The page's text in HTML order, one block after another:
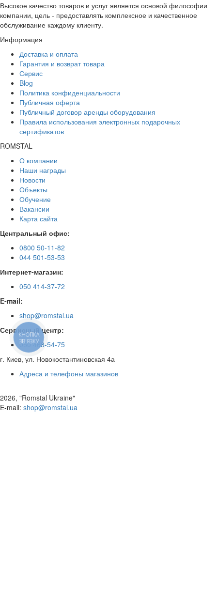
Высокое качество товаров и услуг является основой философии
компании, цель - предоставлять комплексное и качественное
обслуживание каждому клиенту.
Информация
Доставка и оплата
Гарантия и возврат товара
Сервис
Blog
Политика конфиденциальности
Публичная оферта
Публичный договор аренды оборудования
Правила использования электронных подарочных
сертификатов
ROMSTAL
О компании
Наши награды
Новости
Объекты
Обучение
Вакансии
Карта сайта
Центральный офис:
0800 50-11-82
044 501-53-53
Интернет-магазин:
050 414-37-72
E-mail:
shop@romstal.ua
Сервисный центр:
050 468-54-75
г. Киев, ул. Новокостантиновская 4а
Адреса и телефоны магазинов
2026, "Romstal Ukraine"
​E-mail: shop@romstal.ua
КНОПКА
ЗВ'ЯЗКУ